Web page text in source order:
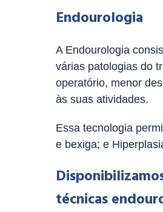
Endourologia
A Endourologia
várias patologias do
operatório, menor
às suas atividades.
Essa tecnologia
e bexiga; e
técnicas